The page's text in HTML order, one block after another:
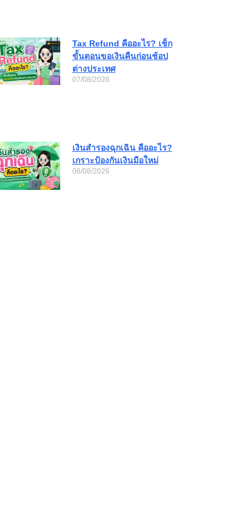
Tax Refund คืออะไร? เช็ก
ขั้นตอนขอเงินคืนก่อนช้อป
ต่างประเทศ
07/08/2026
เงินสำรองฉุกเฉิน คืออะไร?
เกราะป้องกันเงินมือใหม่
06/08/2026